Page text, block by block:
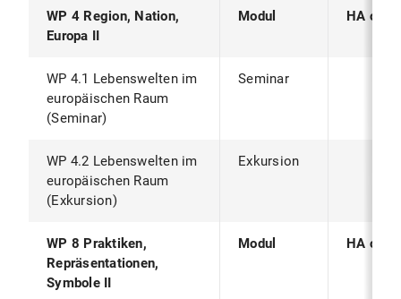
WP 4 Region, Nation,
Europa II
Modul HA oder
WP 4.1 Lebenswelten im
europäischen Raum
(Seminar)
Seminar
WP 4.2 Lebenswelten im
europäischen Raum
(Exkursion)
Exkursion
WP 8 Praktiken,
Repräsentationen,
Symbole II
Modul HA oder